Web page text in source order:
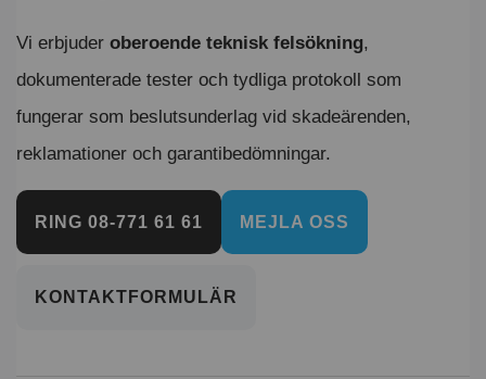
Vi erbjuder oberoende teknisk felsökning,
dokumenterade tester och tydliga protokoll som
fungerar som beslutsunderlag vid skadeärenden,
reklamationer och garantibedömningar.
RING 08-771 61 61 MEJLA OSS
KONTAKTFORMULÄR